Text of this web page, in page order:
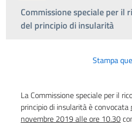
Commissione speciale per il
del principio di insularità
Stampa
La Commissione speciale per il
principio di insularità è convocata
novembre 2019 alle ore 10.30